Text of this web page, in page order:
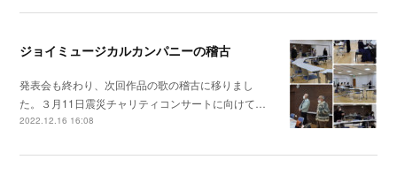
ジョイミュージカルカンパニーの稽古
発表会も終わり、次回作品の歌の稽古に移りまし
た。３月11日震災チャリティコンサートに向けて…
2022.12.16 16:08